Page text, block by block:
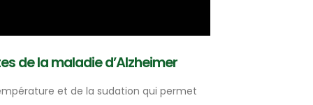
de la maladie d’Alzheimer
et de la sudation qui permet